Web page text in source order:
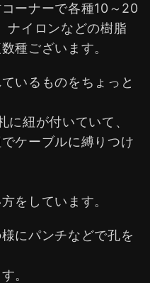
ーナーで各種10～20
ナイロンなどの樹脂
種ございます。
いるものをちょっと
紐が付いていて、
ケーブルに縛りつけ
をしています。
にパンチなどで孔を
。